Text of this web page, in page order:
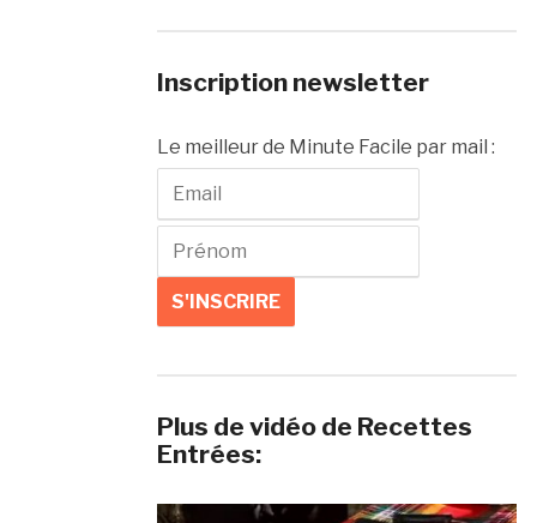
Inscription newsletter
Le meilleur de Minute Facile par mail :
Plus de vidéo de Recettes
Entrées: